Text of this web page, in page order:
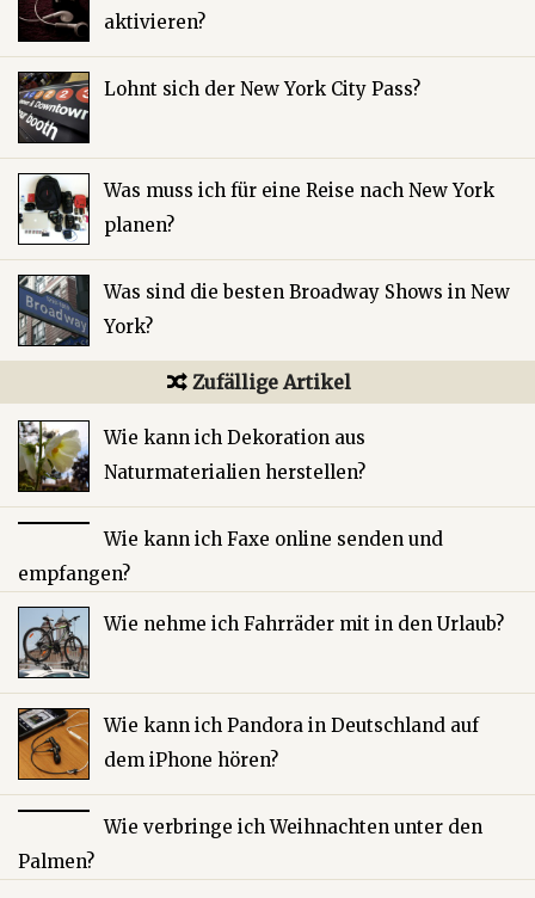
aktivieren?
Lohnt sich der New York City Pass?
Was muss ich für eine Reise nach New York
planen?
Was sind die besten Broadway Shows in New
York?
Zufällige Artikel
Wie kann ich Dekoration aus
Naturmaterialien herstellen?
Wie kann ich Faxe online senden und
empfangen?
Wie nehme ich Fahrräder mit in den Urlaub?
Wie kann ich Pandora in Deutschland auf
dem iPhone hören?
Wie verbringe ich Weihnachten unter den
Palmen?